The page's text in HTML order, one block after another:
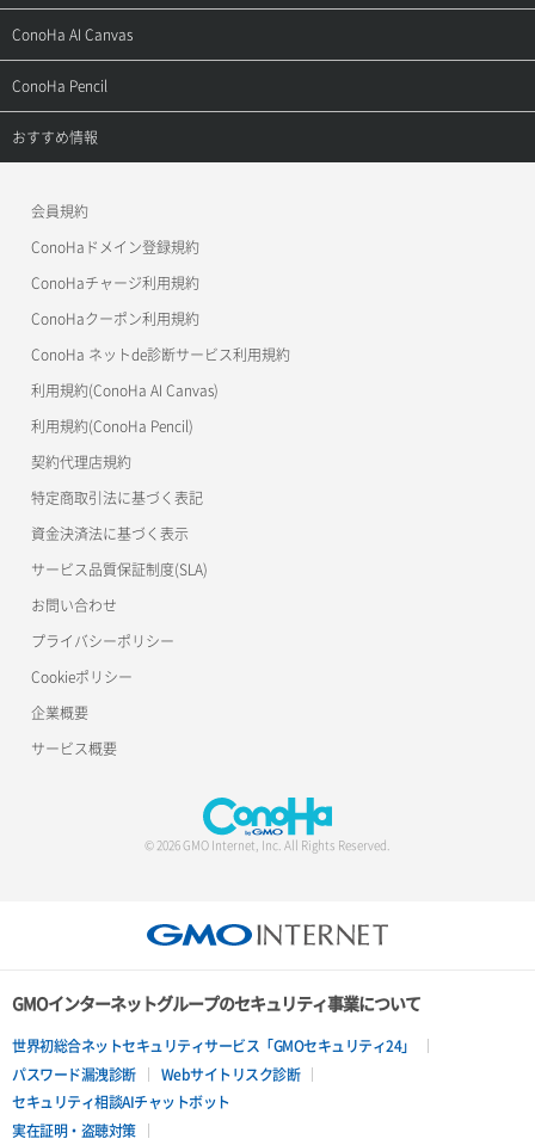
お問い合わせ
お乗り換えガイド
よくある質問
APIドキュメントVPS2.0
APIドキュメントVPS3.0
ご利用ガイド
APIドキュメントVPS2.0
APIドキュメントVPS3.0
サポートトップ
ご利用ガイド
ConoHa AI Canvas
サポートトップ
ご利用ガイド
ConoHa Pencil
サポートトップ
おすすめ情報
美雲このは徹底ガイド
会員規約
ConoHaドメイン登録規約
ConoHaチャージ利用規約
ConoHaクーポン利用規約
ConoHa ネットde診断サービス利用規約
利用規約(ConoHa AI Canvas)
利用規約(ConoHa Pencil)
契約代理店規約
特定商取引法に基づく表記
資金決済法に基づく表示
サービス品質保証制度(SLA)
お問い合わせ
プライバシーポリシー
Cookieポリシー
企業概要
サービス概要
© 2026 GMO Internet, Inc. All Rights Reserved.
GMOインターネットグループのセキュリティ事業について
世界初総合ネットセキュリティサービス「GMOセキュリティ24」
パスワード漏洩診断
Webサイトリスク診断
セキュリティ相談AIチャットボット
実在証明・盗聴対策